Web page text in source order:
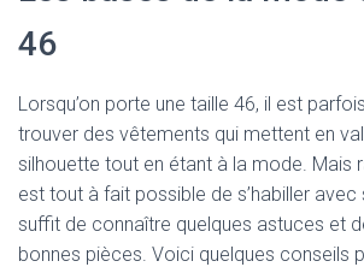
46
Lorsqu’on porte une taille 46, il est
trouver des vêtements qui mettent en
silhouette tout en étant à la mode. Mais
est tout à fait possible de s’habiller avec
suffit de connaître quelques astuces et
bonnes pièces. Voici quelques conseils